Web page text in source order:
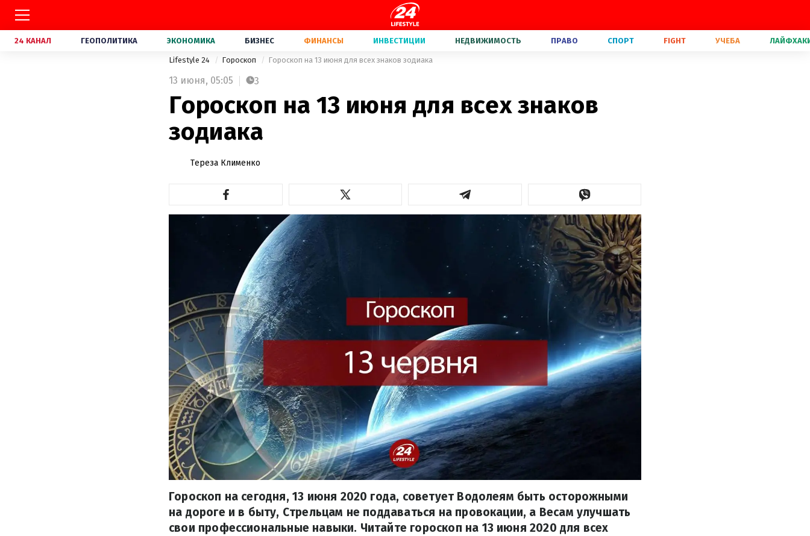
24 КАНАЛ ГЕОПОЛИТИКА ЭКОНОМИКА БИЗНЕС ФИНАНСЫ ИНВЕСТИЦИИ НЕДВИЖИМОСТЬ ПРАВО СПОРТ FIGHT УЧЕБА
Lifestyle 24 Гороскоп Гороскоп на 13 июня для всех знаков зодиака
13 июня, 05:05 3
Гороскоп на 13 июня для всех знаков
зодиака
Тереза Клименко
Гороскоп на сегодня, 13 июня 2020 года, советует Водолеям быть осторожными
на дороге и в быту, Стрельцам не поддаваться на провокации, а Весам улучшать
свои профессиональные навыки. Читайте гороскоп на 13 июня 2020 для всех